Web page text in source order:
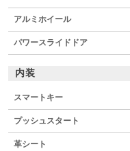
アルミホイール
パワースライドドア
内装
スマートキー
プッシュスタート
革シート